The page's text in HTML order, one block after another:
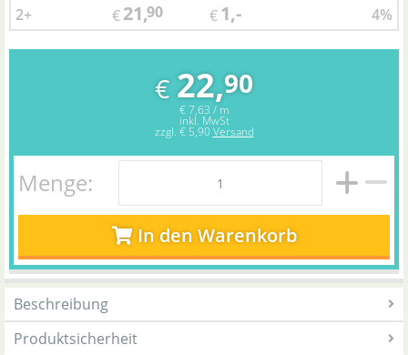
2+
€21,90 €1,- 4%
€ 22,90
€ 7,63 / m
inkl. MwSt
zzgl. € 5,90 Versand
Menge:
In den Warenkorb
Beschreibung
Produktsicherheit